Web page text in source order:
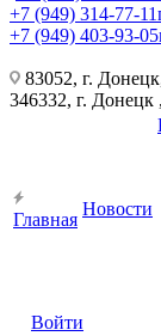
+7 (949) 314-77-11
+7 (949) 403-93-05
83052, г.
346332, г.
Главная
Новости
Войти